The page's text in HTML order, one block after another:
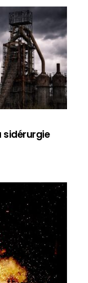
sidérurgie